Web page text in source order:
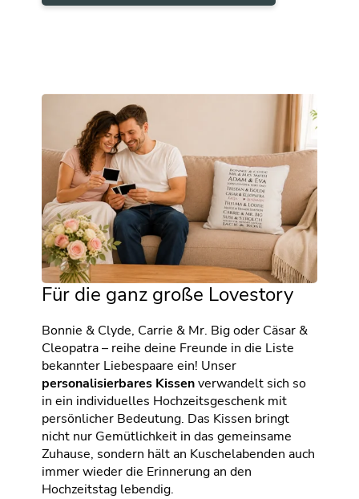
Für die ganz große Lovestory
Bonnie & Clyde, Carrie & Mr. Big oder Cäsar &
Cleopatra – reihe deine Freunde in die Liste
bekannter Liebespaare ein! Unser
personalisierbares Kissenverwandelt sich so
in ein individuelles Hochzeitsgeschenk mit
persönlicher Bedeutung. Das Kissen bringt
nicht nur Gemütlichkeit in das gemeinsame
Zuhause, sondern hält an Kuschelabenden auch
immer wieder die Erinnerung an den
Hochzeitstag lebendig.